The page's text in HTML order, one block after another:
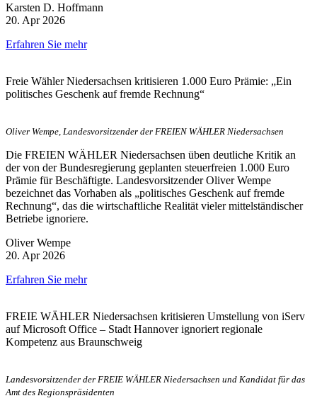
Karsten D. Hoffmann
20. Apr 2026
Erfahren Sie mehr
Freie Wähler Niedersachsen kritisieren 1.000 Euro Prämie: „Ein
politisches Geschenk auf fremde Rechnung“
Oliver Wempe, Landesvorsitzender der FREIEN WÄHLER Niedersachsen
Die FREIEN WÄHLER Niedersachsen üben deutliche Kritik an
der von der Bundesregierung geplanten steuerfreien 1.000 Euro
Prämie für Beschäftigte. Landesvorsitzender Oliver Wempe
bezeichnet das Vorhaben als „politisches Geschenk auf fremde
Rechnung“, das die wirtschaftliche Realität vieler mittelständischer
Betriebe ignoriere.
Oliver Wempe
20. Apr 2026
Erfahren Sie mehr
FREIE WÄHLER Niedersachsen kritisieren Umstellung von iServ
auf Microsoft Office – Stadt Hannover ignoriert regionale
Kompetenz aus Braunschweig
Landesvorsitzender der FREIE WÄHLER Niedersachsen und Kandidat für das
Amt des Regionspräsidenten